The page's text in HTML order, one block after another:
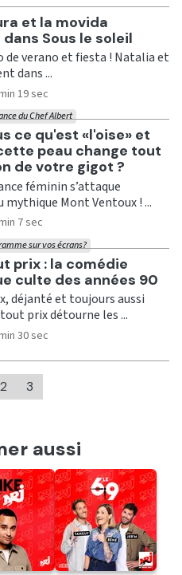
et la movida
Sous le soleil
verano et fiesta ! Natalia et
dans ...
19 sec
ce qu'est «l'oise» et
peau change tout
de votre gigot ?
du Chef Albert
féminin s’attaque
mythique Mont Ventoux ! ...
7 sec
prix : la comédie
culte des années 90
sur vos écrans?
déjanté et toujours aussi
prix détourne les ...
30 sec
2 3
aussi